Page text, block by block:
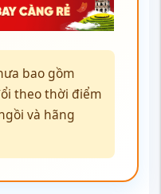
bao gồm
theo thời điểm
và hãng